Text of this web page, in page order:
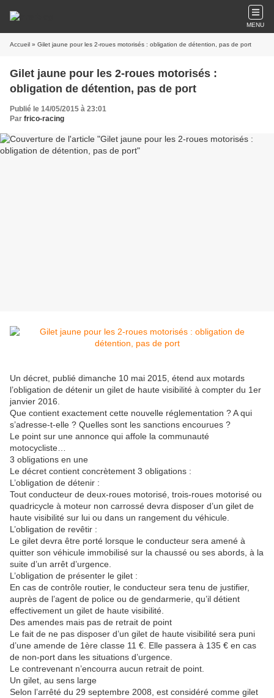
MENU
Accueil » Gilet jaune pour les 2-roues motorisés : obligation de détention, pas de port
Gilet jaune pour les 2-roues motorisés :
obligation de détention, pas de port
Publié le 14/05/2015 à 23:01
Par frico-racing
Un décret, publié dimanche 10 mai 2015, étend aux motards
l’obligation de détenir un gilet de haute visibilité à compter du 1er
janvier 2016.
Que contient exactement cette nouvelle réglementation ? A qui
s’adresse-t-elle ? Quelles sont les sanctions encourues ?
Le point sur une annonce qui affole la communauté
motocycliste…
3 obligations en une
Le décret contient concrètement 3 obligations :
L’obligation de détenir :
Tout conducteur de deux-roues motorisé, trois-roues motorisé ou
quadricycle à moteur non carrossé devra disposer d’un gilet de
haute visibilité sur lui ou dans un rangement du véhicule.
L’obligation de revêtir :
Le gilet devra être porté lorsque le conducteur sera amené à
quitter son véhicule immobilisé sur la chaussé ou ses abords, à la
suite d’un arrêt d’urgence.
L’obligation de présenter le gilet :
En cas de contrôle routier, le conducteur sera tenu de justifier,
auprès de l’agent de police ou de gendarmerie, qu’il détient
effectivement un gilet de haute visibilité.
Des amendes mais pas de retrait de point
Le fait de ne pas disposer d’un gilet de haute visibilité sera puni
d’une amende de 1ère classe 11 €. Elle passera à 135 € en cas
de non-port dans les situations d’urgence.
Le contrevenant n’encourra aucun retrait de point.
Un gilet, au sens large
Selon l’arrêté du 29 septembre 2008, est considéré comme gilet